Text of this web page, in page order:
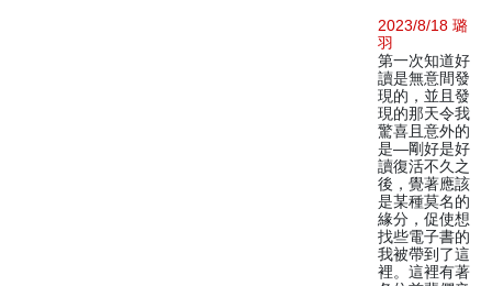
2023/8/18 璐
羽
第一次知道好
讀是無意間發
現的，並且發
現的那天令我
驚喜且意外的
是—剛好是好
讀復活不久之
後，覺著應該
是某種莫名的
緣分，促使想
找些電子書的
我被帶到了這
裡。這裡有著